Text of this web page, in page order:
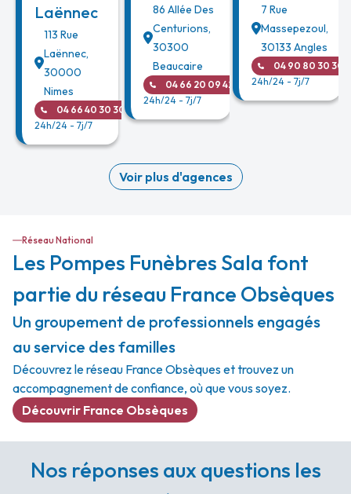
Laënnec
113 Rue
Laënnec,
30000
Nimes
04 66 40 30 30
24h/24 - 7j/7
86 Allée Des
Centurions,
30300
Beaucaire
04 66 20 09 42
24h/24 - 7j/7
7 Rue
Massepezoul,
30133 Angles
04 90 80 30 30
24h/24 - 7j/7
Voir plus d'agences
Réseau National
Les Pompes Funèbres Sala font
partie du réseau France Obsèques
Un groupement de professionnels engagés
au service des familles
Découvrez le réseau France Obsèques et trouvez un
accompagnement de confiance, où que vous soyez.
Découvrir France Obsèques
Nos réponses aux questions les